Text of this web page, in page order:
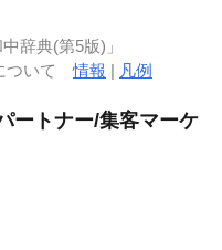
辞典(第5版)」
ついて情報 | 凡例
ートナー/集客マーケ